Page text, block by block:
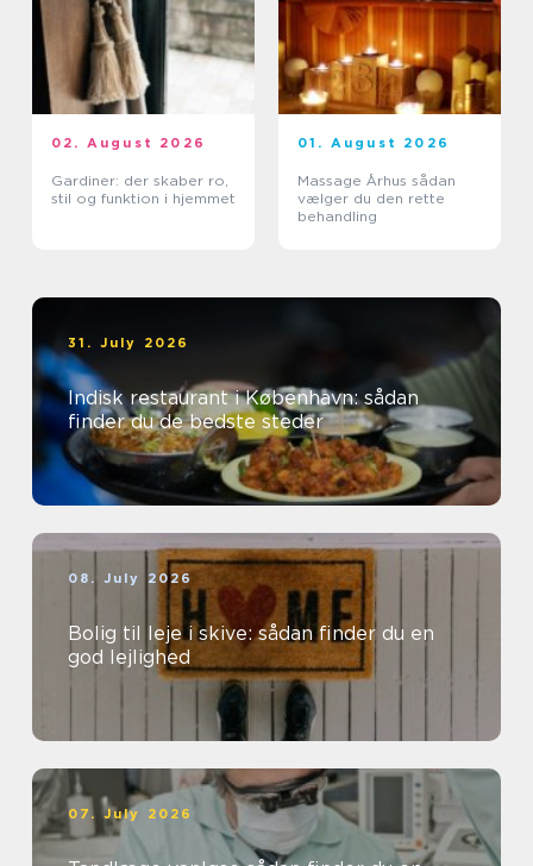
02. August 2026
Gardiner: der skaber ro,
stil og funktion i hjemmet
01. August 2026
Massage Århus sådan
vælger du den rette
behandling
31. July 2026
Indisk restaurant i København: sådan
finder du de bedste steder
08. July 2026
Bolig til leje i skive: sådan finder du en
god lejlighed
07. July 2026